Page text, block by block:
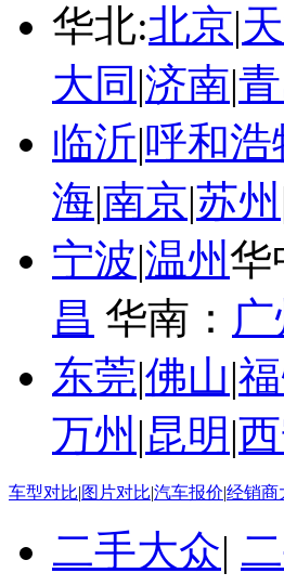
华北:北京|
大同 |济南|
临沂|呼和浩
海|南京|苏州
宁波|温州华
昌 华南： 广
东莞|佛山|
万州 |昆明 |
车型对比|图片对比|汽车报价|经销商
二手大众|